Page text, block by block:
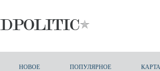
НОВОЕ ПОПУЛЯРНОЕ